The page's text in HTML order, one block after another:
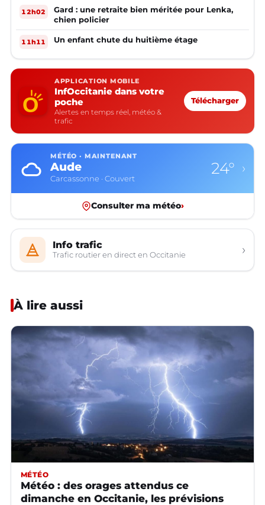
12h02
Gard : une retraite bien méritée pour Lenka,
chien policier
11h11 Un enfant chute du huitième étage
APPLICATION MOBILE
InfOccitanie dans votre
poche
Alertes en temps réel, météo &
trafic
Télécharger
MÉTÉO · MAINTENANT
Aude
Carcassonne · Couvert
24° ›
Consulter ma météo›
Info trafic
Trafic routier en direct en Occitanie ›
À lire aussi
MÉTÉO
Météo : des orages attendus ce
dimanche en Occitanie, les prévisions